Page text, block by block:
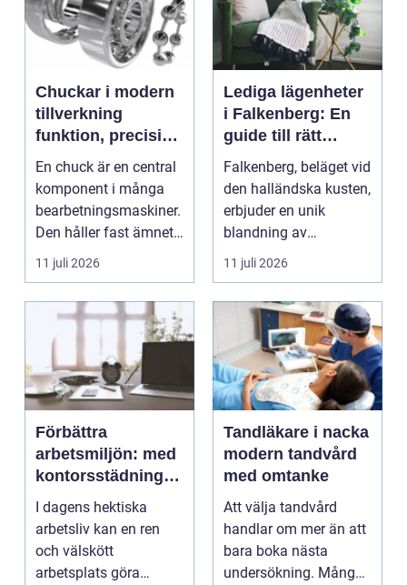
Chuckar i modern
tillverkning
funktion, precision
och smarta val
En chuck är en central
komponent i många
bearbetningsmaskiner.
Den håller fast ämnet
eller verktyget...
11 juli 2026
Lediga lägenheter
i Falkenberg: En
guide till rätt
bostad för dig
Falkenberg, beläget vid
den halländska kusten,
erbjuder en unik
blandning av
naturskö...
11 juli 2026
Förbättra
arbetsmiljön: med
kontorsstädning i
Stockholm
I dagens hektiska
arbetsliv kan en ren
och välskött
arbetsplats göra
Tandläkare i nacka
modern tandvård
med omtanke
Att välja tandvård
handlar om mer än att
bara boka nästa
undersökning. Många